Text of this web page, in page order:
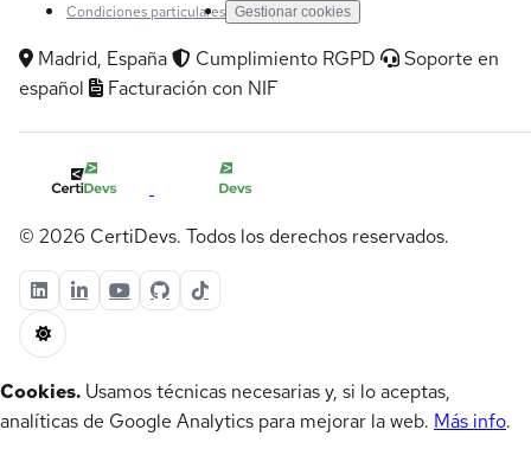
Condiciones particulares Gestionar cookies
Madrid, España Cumplimiento RGPD
Soporte en
español
Facturación con NIF
© 2026 CertiDevs. Todos los derechos reservados.
Cookies. Usamos técnicas necesarias y, si lo aceptas,
analíticas de Google Analytics para mejorar la web. Más info.